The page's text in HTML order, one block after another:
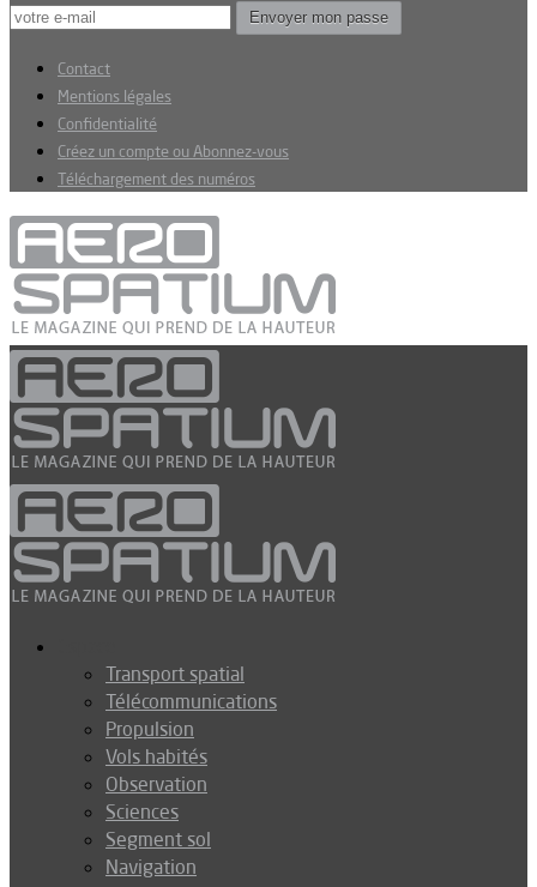
Contact
Mentions légales
Confidentialité
Créez un compte ou Abonnez-vous
Téléchargement des numéros
Transport spatial
Télécommunications
Propulsion
Vols habités
Observation
Sciences
Segment sol
Navigation